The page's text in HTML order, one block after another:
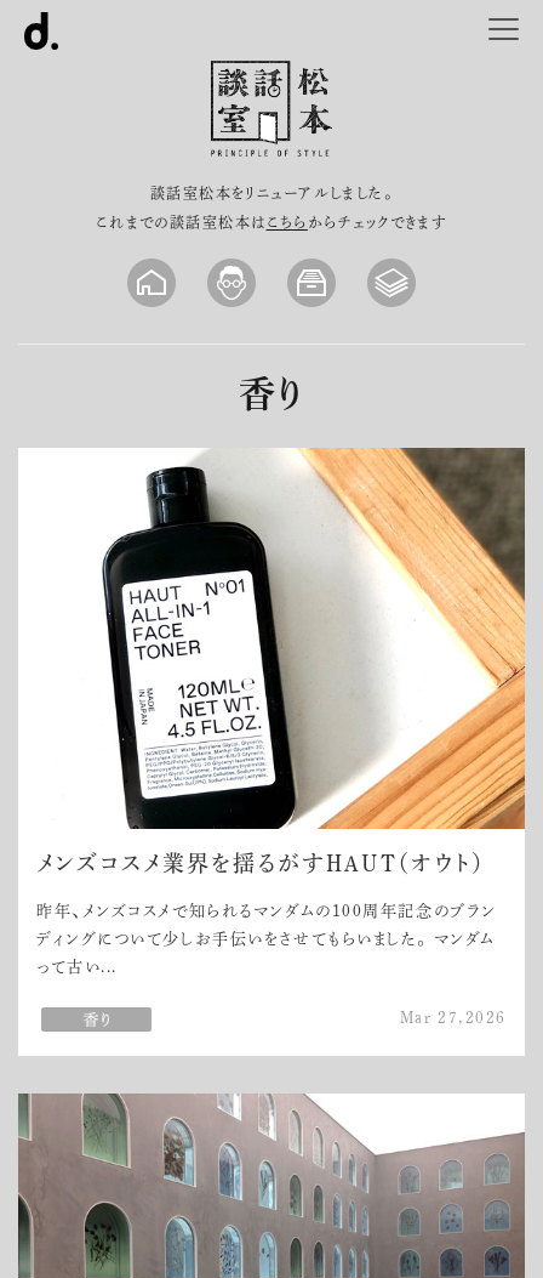
談話室松本をリニューアルしました。
これまでの談話室松本は こちら からチェックできます
香り
メンズコスメ業界を揺るがすHAUT（オウト）
昨年、メンズコスメで知られるマンダムの100周年記念のブラン
ディングについて少しお手伝いをさせてもらいました。 マンダム
って古い...
Mar 27,2026